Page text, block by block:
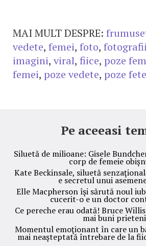
MAI MULT DESPRE:
vedete, femei, foto, fotografii
imagini, viral, fiice, poze
femei, poze vedete, poze fete
Pe aceeasi
Siluetă de milioane: Gisele
corp de femeie
Kate Beckinsale, siluetă
e secretul unui
Elle Macpherson îşi sărută noul
cucerit-o e un doctor
Ce pereche erau odată! Bruce
mai buni prieteni
Momentul emoţionant în care un
mai neaşteptată întrebare de la